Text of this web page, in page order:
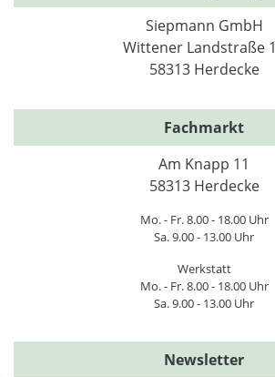
Siepmann GmbH
Wittener Landstraße
58313 Herdecke
Fachmarkt
Am Knapp 11
58313 Herdecke
Mo. - Fr. 8.00 - 18.00 Uhr
Sa. 9.00 - 13.00 Uhr
Werkstatt
Mo. - Fr. 8.00 - 18.00 Uhr
Sa. 9.00 - 13.00 Uhr
Newsletter